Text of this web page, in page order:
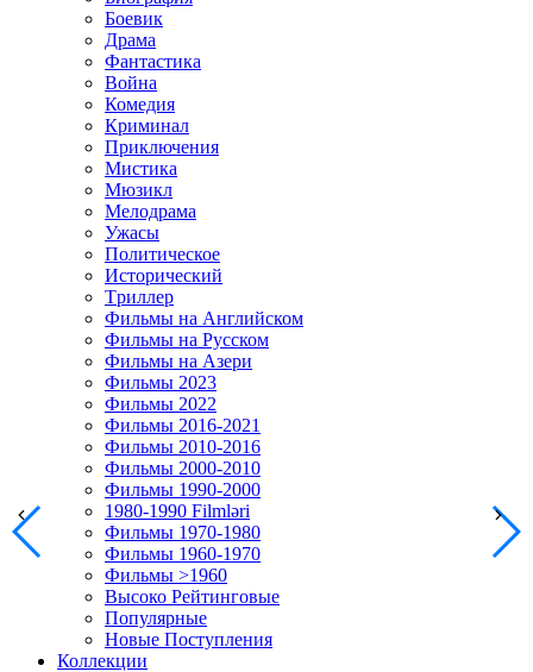
Боевик
Драма
Фантастика
Война
Комедия
Криминал
Приключения
Мистика
Мюзикл
Мелодрама
Ужасы
Политическое
Исторический
Tриллер
Фильмы на Английском
Фильмы на Русском
Фильмы на Азери
Фильмы 2023
Фильмы 2022
Фильмы 2016-2021
Фильмы 2010-2016
Фильмы 2000-2010
Фильмы 1990-2000
1980-1990 Filmləri
Фильмы 1970-1980
Фильмы 1960-1970
Фильмы >1960
Высоко Рейтинговые
Популярные
Новые Поступления
Коллекции